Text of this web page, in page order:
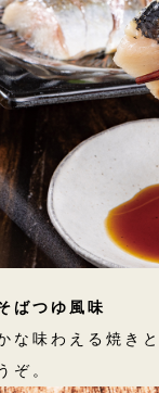
ばつゆ風味
な味わえる焼き
ぞ。